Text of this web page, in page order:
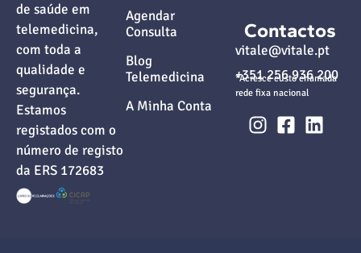
de saúde em
telemedicina,
com toda a
qualidade e
segurança.
Estamos
registados com o
número de registo
da ERS 172683
Agendar
Consulta
Blog
Telemedicina
A Minha Conta
Contactos
vitale@vitale.pt
+351 256 936 200
*Acresce custo chamada
rede fixa nacional